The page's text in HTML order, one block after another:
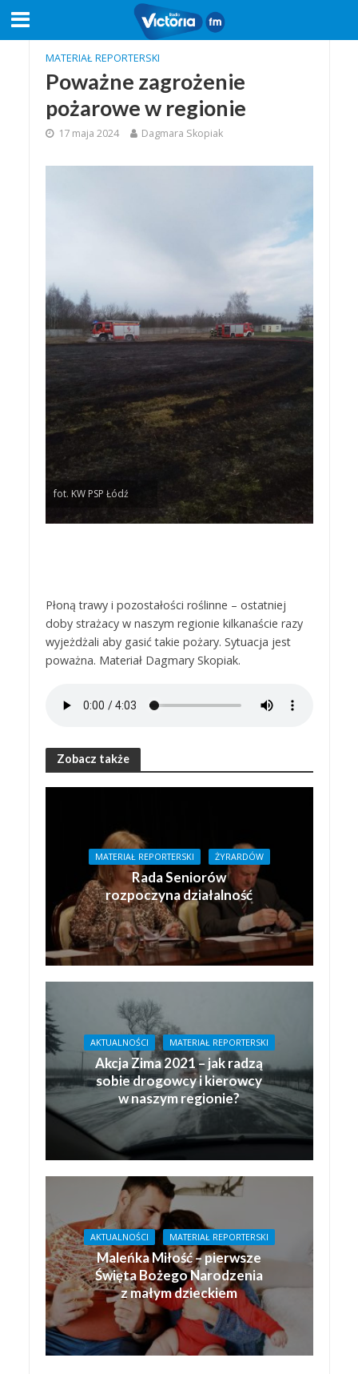
MATERIAŁ REPORTERSKI
Poważne zagrożenie
pożarowe w regionie
17 maja 2024 Dagmara Skopiak
fot. KW PSP Łódź
Płoną trawy i pozostałości roślinne – ostatniej
doby strażacy w naszym regionie kilkanaście razy
wyjeżdżali aby gasić takie pożary. Sytuacja jest
poważna. Materiał Dagmary Skopiak.
Zobacz także
MATERIAŁ REPORTERSKI ŻYRARDÓW
Rada Seniorów
rozpoczyna działalność
AKTUALNOŚCI MATERIAŁ REPORTERSKI
Akcja Zima 2021 – jak radzą
sobie drogowcy i kierowcy
w naszym regionie?
AKTUALNOŚCI MATERIAŁ REPORTERSKI
Maleńka Miłość – pierwsze
Święta Bożego Narodzenia
z małym dzieckiem